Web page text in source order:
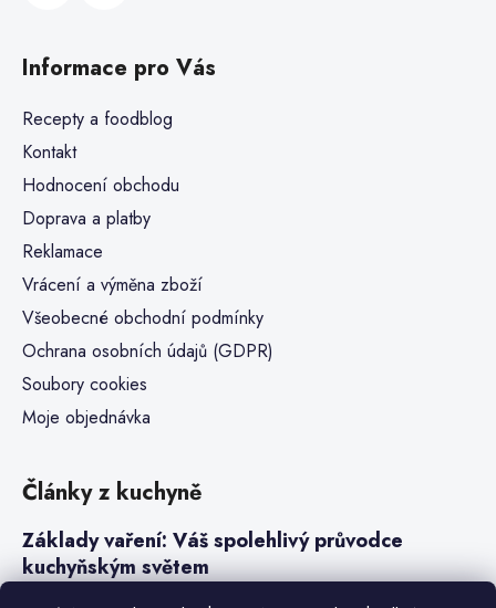
Informace pro Vás
Recepty a foodblog
Kontakt
Hodnocení obchodu
Doprava a platby
Reklamace
Vrácení a výměna zboží
Všeobecné obchodní podmínky
Ochrana osobních údajů (GDPR)
Soubory cookies
Moje objednávka
Články z kuchyně
Základy vaření: Váš spolehlivý průvodce
kuchyňským světem